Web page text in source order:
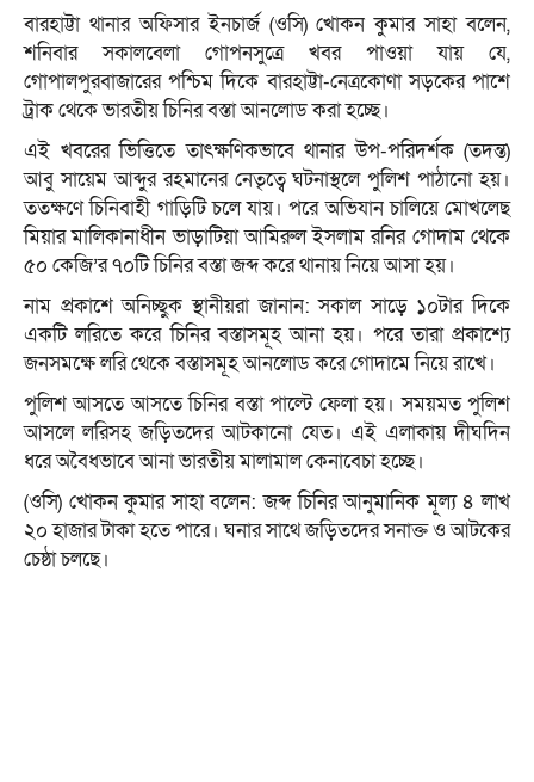
বারহাট্টা থানার অফিসার ইনচার্জ (ওসি) খোকন কুমার সাহা বলেন,
শনিবার সকালবেলা গোপনসুত্রে খবর পাওয়া যায় যে,
গোপালপুরবাজারের পশ্চিম দিকে বারহাট্টা-নেত্রকোণা সড়কের পাশে
ট্রাক থেকে ভারতীয় চিনির বস্তা আনলোড করা হচ্ছে।
এই খবরের ভিত্তিতে তাৎক্ষণিকভাবে থানার উপ-পরিদর্শক (তদন্ত)
আবু সায়েম আব্দুর রহমানের নেতৃত্বে ঘটনাস্থলে পুলিশ পাঠানো হয়।
ততক্ষণে চিনিবাহী গাড়িটি চলে যায়। পরে অভিযান চালিয়ে মোখলেছ
মিয়ার মালিকানাধীন ভাড়াটিয়া আমিরুল ইসলাম রনির গোদাম থেকে
৫০ কেজি’র ৭০টি চিনির বস্তা জব্দ করে থানায় নিয়ে আসা হয়।
নাম প্রকাশে অনিচ্ছুক স্থানীয়রা জানান: সকাল সাড়ে ১০টার দিকে
একটি লরিতে করে চিনির বস্তাসমূহ আনা হয়। পরে তারা প্রকাশ্যে
জনসমক্ষে লরি থেকে বস্তাসমূহ আনলোড করে গোদামে নিয়ে রাখে।
পুলিশ আসতে আসতে চিনির বস্তা পাল্টে ফেলা হয়। সময়মত পুলিশ
আসলে লরিসহ জড়িতদের আটকানো যেত। এই এলাকায় দীঘদিন
ধরে অবৈধভাবে আনা ভারতীয় মালামাল কেনাবেচা হচ্ছে।
(ওসি) খোকন কুমার সাহা বলেন: জব্দ চিনির আনুমানিক মূল্য ৪ লাখ
২০ হাজার টাকা হতে পারে। ঘনার সাথে জড়িতদের সনাক্ত ও আটকের
চেষ্ঠা চলছে।